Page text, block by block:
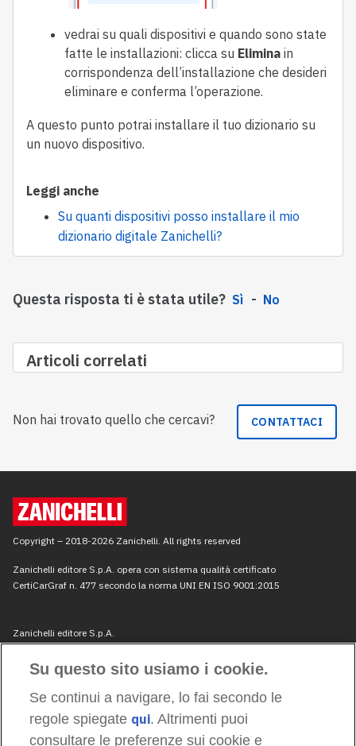
vedrai su quali dispositivi e quando sono state
fatte le installazioni: clicca su Elimina in
corrispondenza dell’installazione che desideri
eliminare e conferma l’operazione.
A questo punto potrai installare il tuo dizionario su
un nuovo dispositivo.
Leggi anche
Su quanti dispositivi posso installare il mio
dizionario digitale Zanichelli?
Questa risposta ti è stata utile? Sì No
Articoli correlati
Non hai trovato quello che cercavi? CONTATTACI
Su questo sito usiamo i cookie.
Se continui a navigare, lo fai secondo le
regole spiegate qui. Altrimenti puoi
consultare le preferenze sui cookie e